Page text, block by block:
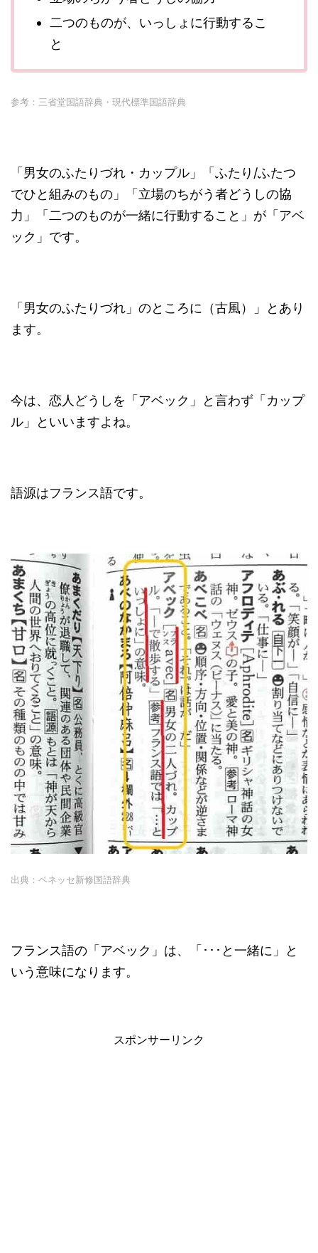
二つのものが、いっしょに行動するこ
と
参考：三省堂国語辞典・現代標準国語辞典
「男女のふたりづれ・カップル」「ふたり/ふたつ
でひと組みのもの」「立場のちがう者どうしの協
力」「二つのものが一緒に行動すること」が「アベ
ック」です。
「男女のふたりづれ」のところに（古風）」とあり
ます。
今は、恋人どうしを「アベック」と言わず「カップ
ル」といいますよね。
語源はフランス語です。
出典：ベネッセ新修国語辞典
フランス語の「アベック」は、「･･･と一緒に」と
いう意味になります。
スポンサーリンク